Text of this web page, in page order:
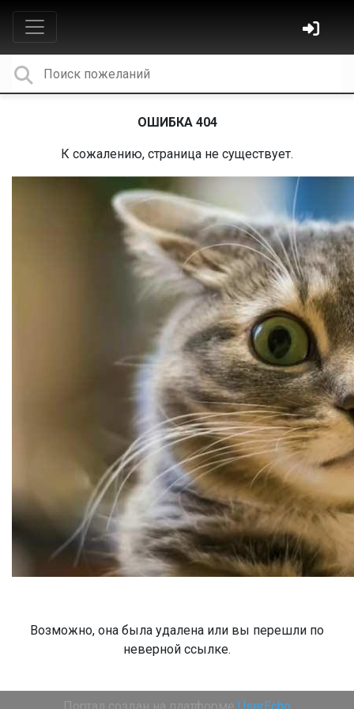
ОШИБКА 404
К сожалению, страница не существует.
Возможно, она была удалена или вы перешли по
неверной ссылке.